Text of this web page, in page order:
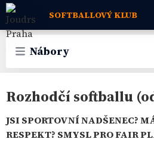
SOFTBALLOVÝ KLUB
Nábory
Rozhodčí softballu
JSI SPORTOVNÍ NADŠENEC?
RESPEKT? SMYSL PRO FAIR